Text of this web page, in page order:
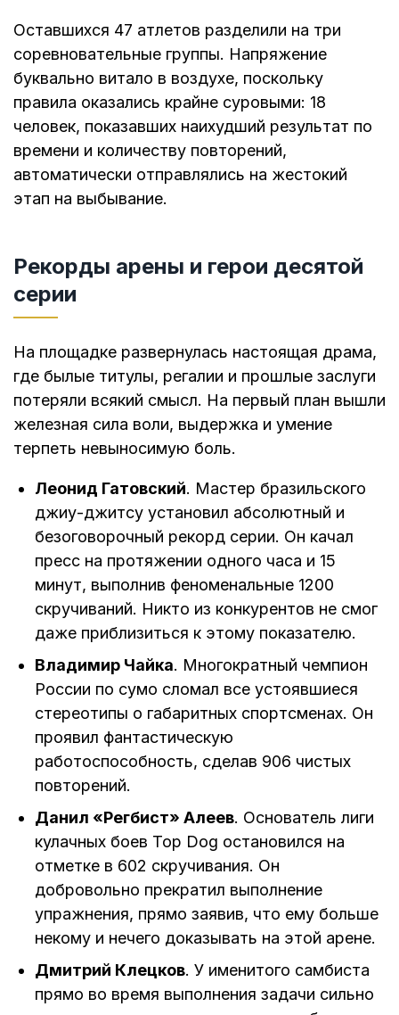
Оставшихся 47 атлетов разделили на три
соревновательные группы. Напряжение
буквально витало в воздухе, поскольку
правила оказались крайне суровыми: 18
человек, показавших наихудший результат по
времени и количеству повторений,
автоматически отправлялись на жестокий
этап на выбывание.
Рекорды арены и герои десятой
серии
На площадке развернулась настоящая драма,
где былые титулы, регалии и прошлые заслуги
потеряли всякий смысл. На первый план вышли
железная сила воли, выдержка и умение
терпеть невыносимую боль.
Леонид Гатовский. Мастер бразильского
джиу-джитсу установил абсолютный и
безоговорочный рекорд серии. Он качал
пресс на протяжении одного часа и 15
минут, выполнив феноменальные 1200
скручиваний. Никто из конкурентов не смог
даже приблизиться к этому показателю.
Владимир Чайка. Многократный чемпион
России по сумо сломал все устоявшиеся
стереотипы о габаритных спортсменах. Он
проявил фантастическую
работоспособность, сделав 906 чистых
повторений.
Данил «Регбист» Алеев. Основатель лиги
кулачных боев Top Dog остановился на
отметке в 602 скручивания. Он
добровольно прекратил выполнение
упражнения, прямо заявив, что ему больше
некому и нечего доказывать на этой арене.
Дмитрий Клецков. У именитого самбиста
прямо во время выполнения задачи сильно